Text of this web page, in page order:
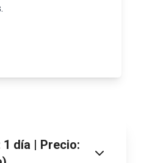
día | Precio: